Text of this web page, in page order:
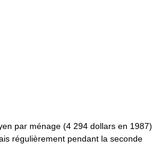
par ménage (4 294 dollars en 1987)
régulièrement pendant la seconde